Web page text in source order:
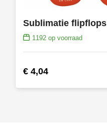
Sublimatie flipflops
1192op voorraad
€ 4,04